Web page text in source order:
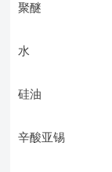
聚
水
硅
辛酸